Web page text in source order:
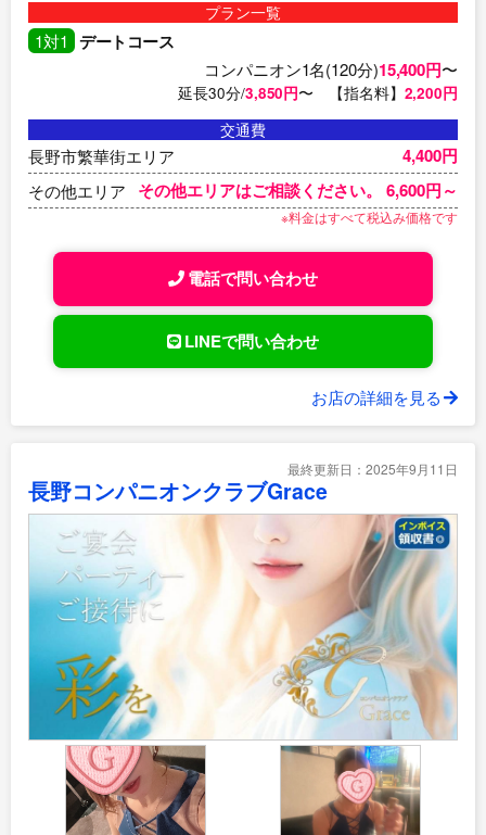
プラン一覧
1対1 デートコース
コンパニオン1名(120分)15,400円〜
延長30分/3,850円〜 【指名料】 2,200円
交通費
長野市繁華街エリア 4,400円
その他エリア その他エリアはご相談ください。 6,600円～
※料金はすべて税込み価格です
電話で問い合わせ
LINEで問い合わせ
お店の詳細を見る
最終更新日：2025年9月11日
長野コンパニオンクラブGrace